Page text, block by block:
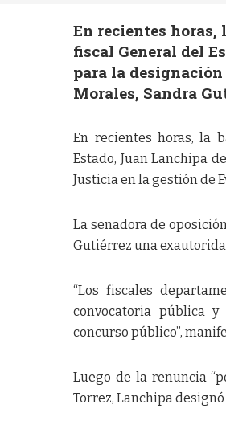
En recientes horas,
fiscal General del
para la
Morales, Sandra
En recientes horas, la
Estado, Juan Lanchipa
Justicia en la gestión de
La senadora de
Gutiérrez una
“Los fiscales
convocatoria pública
concurso público”,
Luego de la renuncia
Torrez, Lanchipa